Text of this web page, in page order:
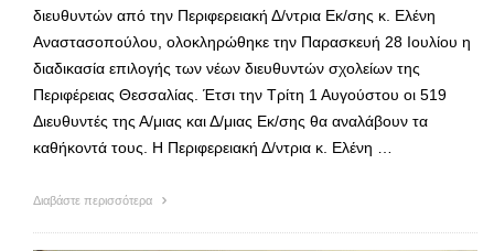
διευθυντών από την Περιφερειακή Δ/ντρια Εκ/σης κ. Ελένη
Αναστασοπούλου, ολοκληρώθηκε την Παρασκευή 28 Ιουλίου η
διαδικασία επιλογής των νέων διευθυντών σχολείων της
Περιφέρειας Θεσσαλίας. Έτσι την Τρίτη 1 Αυγούστου οι 519
Διευθυντές της Α/μιας και Δ/μιας Εκ/σης θα αναλάβουν τα
καθήκοντά τους. Η Περιφερειακή Δ/ντρια κ. Ελένη …
Διαβάστε περισσότερα